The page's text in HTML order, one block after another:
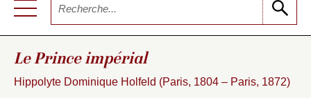
Le Prince impérial
Hippolyte Dominique Holfeld (Paris, 1804 – Paris, 1872)